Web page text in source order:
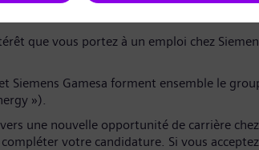
que vous portez à un emploi chez
Siemens Gamesa forment ensemble le
»).
une nouvelle opportunité de carrière
votre candidature. Si vous